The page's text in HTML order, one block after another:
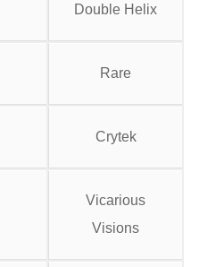
Double Helix
Rare
Crytek
Vicarious
Visions